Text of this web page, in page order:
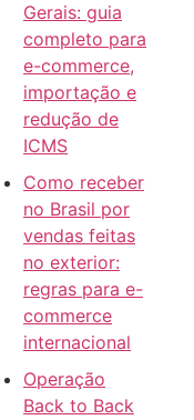
Gerais: guia
completo para
e-commerce,
importação e
redução de
ICMS
Como receber
no Brasil por
vendas feitas
no exterior:
regras para e-
commerce
internacional
Operação
Back to Back